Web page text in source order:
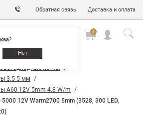
?
Нет
Обратная связь Доставка и оплата
0
Светодиодные ленты
3.5-5 мм
A60 12V 5mm 4.8 W/m
12V Warm2700 5mm (3528, 300 LED,